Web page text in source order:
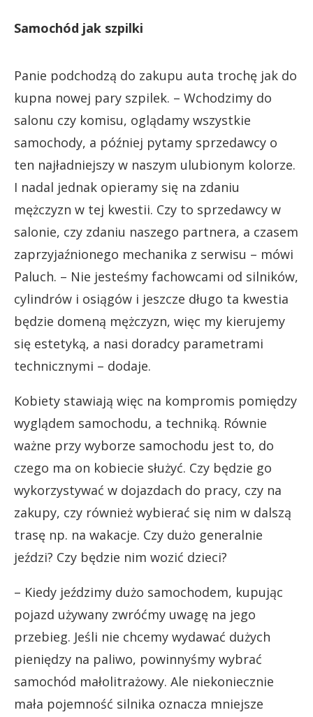
Samochód jak szpilki
Panie podchodzą do zakupu auta trochę jak do
kupna nowej pary szpilek. – Wchodzimy do
salonu czy komisu, oglądamy wszystkie
samochody, a później pytamy sprzedawcy o
ten najładniejszy w naszym ulubionym kolorze.
I nadal jednak opieramy się na zdaniu
mężczyzn w tej kwestii. Czy to sprzedawcy w
salonie, czy zdaniu naszego partnera, a czasem
zaprzyjaźnionego mechanika z serwisu – mówi
Paluch. – Nie jesteśmy fachowcami od silników,
cylindrów i osiągów i jeszcze długo ta kwestia
będzie domeną mężczyzn, więc my kierujemy
się estetyką, a nasi doradcy parametrami
technicznymi – dodaje.
Kobiety stawiają więc na kompromis pomiędzy
wyglądem samochodu, a techniką. Równie
ważne przy wyborze samochodu jest to, do
czego ma on kobiecie służyć. Czy będzie go
wykorzystywać w dojazdach do pracy, czy na
zakupy, czy również wybierać się nim w dalszą
trasę np. na wakacje. Czy dużo generalnie
jeździ? Czy będzie nim wozić dzieci?
– Kiedy jeździmy dużo samochodem, kupując
pojazd używany zwróćmy uwagę na jego
przebieg. Jeśli nie chcemy wydawać dużych
pieniędzy na paliwo, powinnyśmy wybrać
samochód małolitrażowy. Ale niekoniecznie
mała pojemność silnika oznacza mniejsze